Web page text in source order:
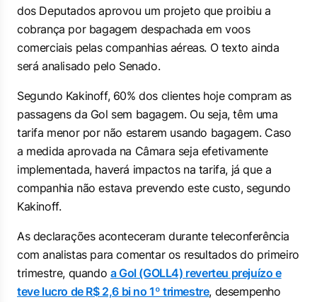
dos Deputados aprovou um projeto que proibiu a
cobrança por bagagem despachada em voos
comerciais pelas companhias aéreas. O texto ainda
será analisado pelo Senado.
Segundo Kakinoff, 60% dos clientes hoje compram as
passagens da Gol sem bagagem. Ou seja, têm uma
tarifa menor por não estarem usando bagagem. Caso
a medida aprovada na Câmara seja efetivamente
implementada, haverá impactos na tarifa, já que a
companhia não estava prevendo este custo, segundo
Kakinoff.
As declarações aconteceram durante teleconferência
com analistas para comentar os resultados do primeiro
trimestre, quando a Gol (GOLL4) reverteu prejuízo e
teve lucro de R$ 2,6 bi no 1º trimestre, desempenho